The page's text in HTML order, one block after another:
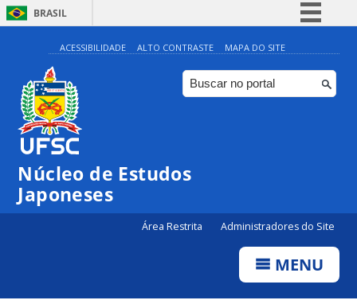
BRASIL
Simplifique!
Comunica BR
Participe
ACESSIBILIDADE ALTO CONTRASTE MAPA DO SITE
Núcleo de Estudos
Japoneses
Área Restrita Administradores do Site
MENU